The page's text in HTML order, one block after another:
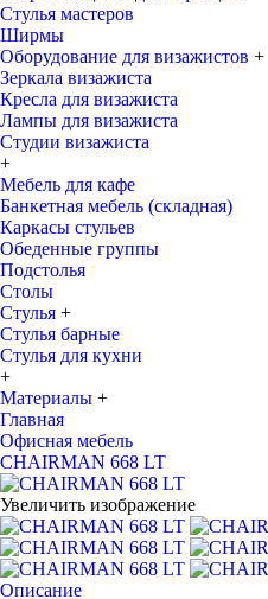
Стулья мастеров
Ширмы
Оборудование для визажистов +
Зеркала визажиста
Кресла для визажиста
Лампы для визажиста
Студии визажиста
+
Мебель для кафе
Банкетная мебель (складная)
Каркасы стульев
Обеденные группы
Подстолья
Столы
Стулья +
Стулья барные
Стулья для кухни
+
Материалы +
Главная
Офисная мебель
CHAIRMAN 668 LT
Увеличить изображение
Описание